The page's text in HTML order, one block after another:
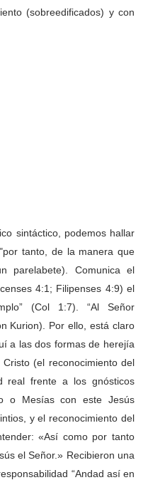
(sobreedificados) y con
sintáctico, podemos hallar
tanto, de la manera que
parelabete). Comunica el
4:1; Filipenses 4:9) el
(Col 1:7). “Al Señor
Kurion). Por ello, está claro
a las dos formas de herejía
(el reconocimiento del
real frente a los gnósticos
o Mesías con este Jesús
y el reconocimiento del
«Así como por tanto
el Señor.» Recibieron una
“Andad así en